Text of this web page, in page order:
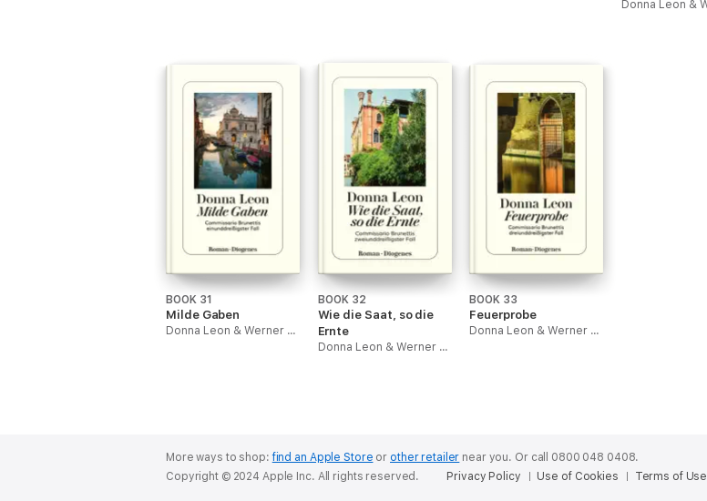
BOOK 31
Milde Gaben
Donna Leon & Werner Schmitz
BOOK 32
Wie die Saat, so die
Ernte
Donna Leon & Werner Schmitz
BOOK 33
Feuerprobe
Donna Leon & Werner Schmitz
More ways to shop:find an Apple Store or other retailer near you. Or call 0800 048 0408.
Copyright © 2024 Apple Inc. All rights reserved. Privacy Policy Use of Cookies Terms of Use